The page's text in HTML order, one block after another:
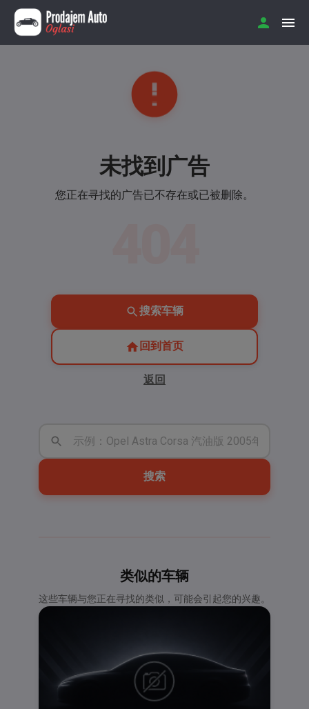
未找到广告
您正在寻找的广告已不存在或已被删除。
搜索车辆
回到首页
返回
搜索
类似的车辆
这些车辆与您正在寻找的类似，可能会引起您的兴趣。